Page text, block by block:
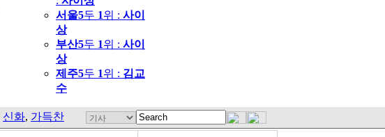
서울5두 1위 : 사이
상
부산5두 1위 : 사이
상
제주5두 1위 : 김교
수
신화, 가득찬